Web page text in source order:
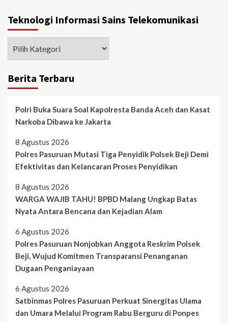
Teknologi Informasi Sains Telekomunikasi
Berita Terbaru
Polri Buka Suara Soal Kapolresta Banda Aceh dan Kasat
Narkoba Dibawa ke Jakarta
8 Agustus 2026
Polres Pasuruan Mutasi Tiga Penyidik Polsek Beji Demi
Efektivitas dan Kelancaran Proses Penyidikan
8 Agustus 2026
WARGA WAJIB TAHU! BPBD Malang Ungkap Batas
Nyata Antara Bencana dan Kejadian Alam
6 Agustus 2026
Polres Pasuruan Nonjobkan Anggota Reskrim Polsek
Beji, Wujud Komitmen Transparansi Penanganan
Dugaan Penganiayaan
6 Agustus 2026
Satbinmas Polres Pasuruan Perkuat Sinergitas Ulama
dan Umara Melalui Program Rabu Berguru di Ponpes